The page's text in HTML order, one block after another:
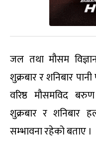
जल तथा मौसम
शुक्रबार र शनिबार
वरिष्ठ मौसमविद
शुक्रबार र शनिबार
सम्भावना रहेको बताए ।